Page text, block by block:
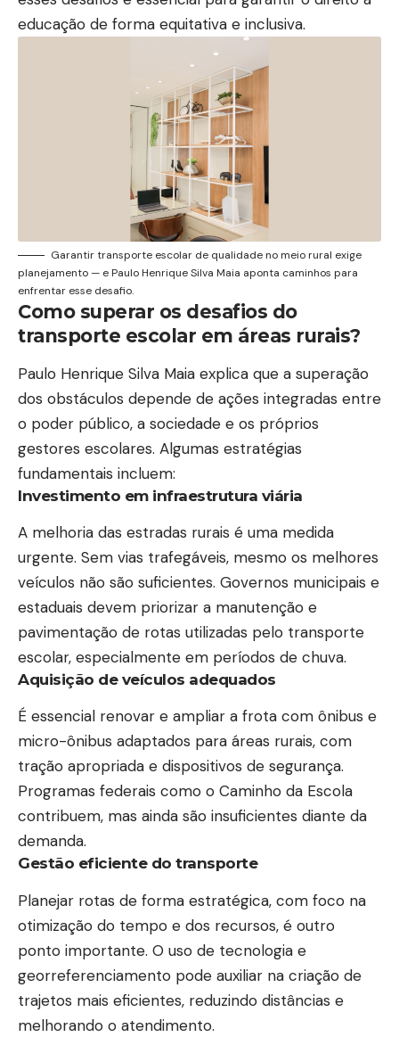
educação de forma equitativa e inclusiva.
Garantir transporte escolar de qualidade no meio rural exige
planejamento — e Paulo Henrique Silva Maia aponta caminhos para
enfrentar esse desafio.
Como superar os desafios do
transporte escolar em áreas rurais?
Paulo Henrique Silva Maia explica que a superação
dos obstáculos depende de ações integradas entre
o poder público, a sociedade e os próprios
gestores escolares. Algumas estratégias
fundamentais incluem:
Investimento em infraestrutura viária
A melhoria das estradas rurais é uma medida
urgente. Sem vias trafegáveis, mesmo os melhores
veículos não são suficientes. Governos municipais e
estaduais devem priorizar a manutenção e
pavimentação de rotas utilizadas pelo transporte
escolar, especialmente em períodos de chuva.
Aquisição de veículos adequados
É essencial renovar e ampliar a frota com ônibus e
micro-ônibus adaptados para áreas rurais, com
tração apropriada e dispositivos de segurança.
Programas federais como o Caminho da Escola
contribuem, mas ainda são insuficientes diante da
demanda.
Gestão eficiente do transporte
Planejar rotas de forma estratégica, com foco na
otimização do tempo e dos recursos, é outro
ponto importante. O uso de tecnologia e
georreferenciamento pode auxiliar na criação de
trajetos mais eficientes, reduzindo distâncias e
melhorando o atendimento.